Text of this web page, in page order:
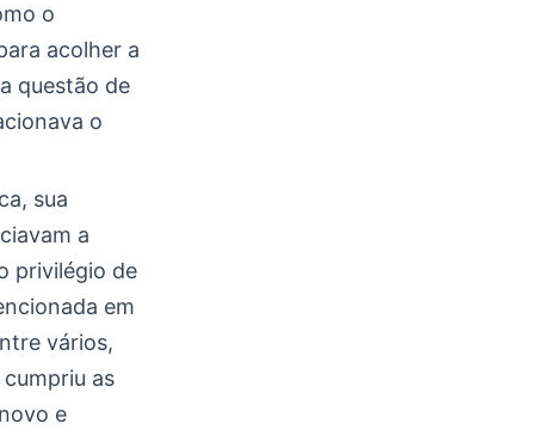
o
acolher a
questão de
o
sua
a
privilégio de
em
vários,
as
e